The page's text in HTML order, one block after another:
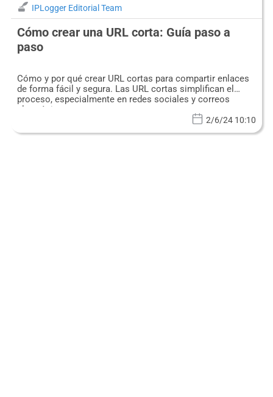
IPLogger Editorial Team
Cómo crear una URL corta: Guía paso a
paso
Cómo y por qué crear URL cortas para compartir enlaces
de forma fácil y segura. Las URL cortas simplifican el
proceso, especialmente en redes sociales y correos
electrónicos.
2/6/24 10:10